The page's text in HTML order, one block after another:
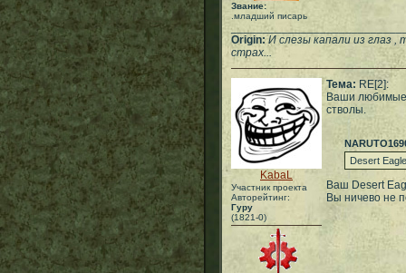
Звание:
.младший писарь
Origin:И слезы капали из глаз
страх...
KabaL
Участник проекта
Авторейтинг:
Гуру
(1821-0)
Тема: RE[2]:
Ваши любимые
стволы.
Desert Eagle
Ваш Desert
Вы ничево не